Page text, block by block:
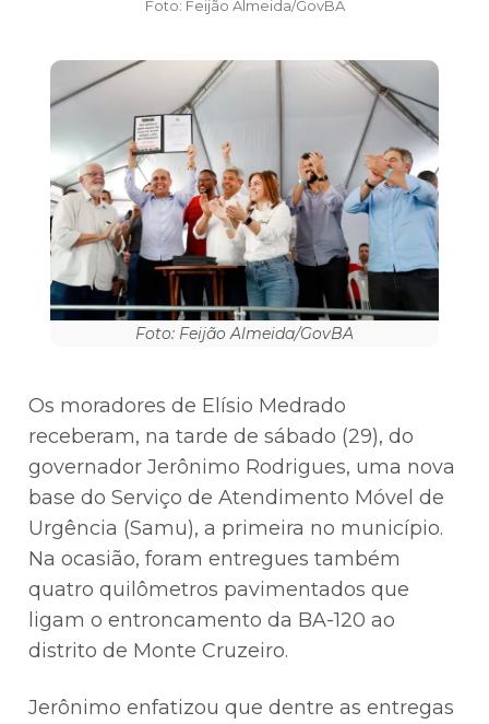
Foto: Feijão Almeida/GovBA
Foto: Feijão Almeida/GovBA
Os moradores de Elísio Medrado
receberam, na tarde de sábado (29), do
governador Jerônimo Rodrigues, uma nova
base do Serviço de Atendimento Móvel de
Urgência (Samu), a primeira no município.
Na ocasião, foram entregues também
quatro quilômetros pavimentados que
ligam o entroncamento da BA-120 ao
distrito de Monte Cruzeiro.
Jerônimo enfatizou que dentre as entregas